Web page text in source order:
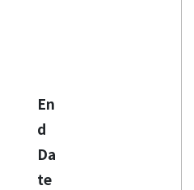
En
d
Da
te